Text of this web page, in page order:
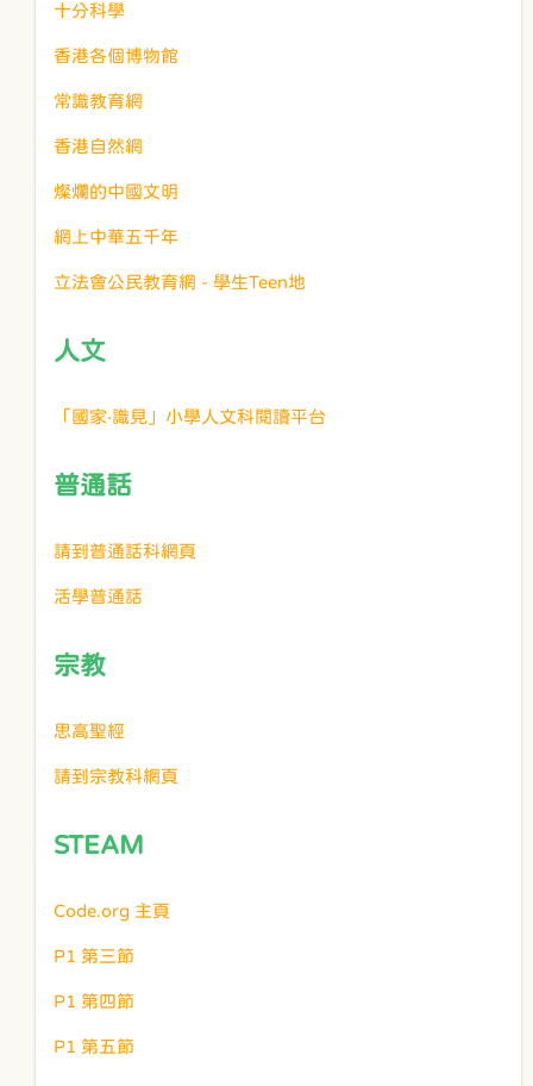
十分科學
香港各個博物館
常識教育網
香港自然網
燦爛的中國文明
網上中華五千年
立法會公民教育網 - 學生Teen地
人文
「國家‧識見」小學人文科閱讀平台
普通話
請到普通話科網頁
活學普通話
宗教
思高聖經
請到宗教科網頁
STEAM
Code.org 主頁
P1 第三節
P1 第四節
P1 第五節